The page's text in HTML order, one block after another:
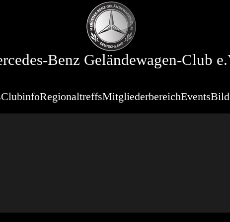
Benz Geländewagen-Club
ClubinfoRegionaltreffsMitgliederbereichEvents